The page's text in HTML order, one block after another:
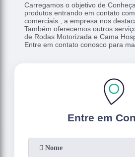
Carregamos o objetivo de
produtos entrando em contato
comerciais., a empresa nos
Também oferecemos outros
de Rodas Motorizada e Cama
Entre em contato conosco para
Entre em